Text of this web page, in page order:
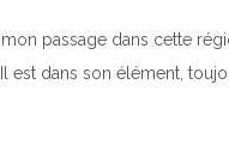
passage dans cette
dans son élément,